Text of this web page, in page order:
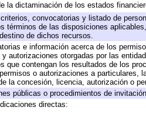
la dictaminación de los estados
convocatorias y listado de
términos de las disposiciones
de dichos recursos.
e información acerca de los
autorizaciones otorgadas por las
que contengan los resultados de los
o autorizaciones a particulares,
la concesión, licencia, autorización o
públicas o procedimientos de
directas: